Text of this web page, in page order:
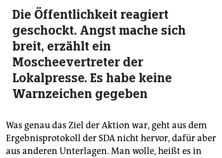
Die Öffentlichkeit reagiert
geschockt. Angst mache sich
breit, erzählt ein
Moscheevertreter der
Lokalpresse. Es habe keine
Warnzeichen gegeben
Was genau das Ziel der Aktion war, geht aus dem
Ergebnisprotokoll der SDA nicht hervor, dafür aber
aus anderen Unterlagen. Man wolle, heißt es in